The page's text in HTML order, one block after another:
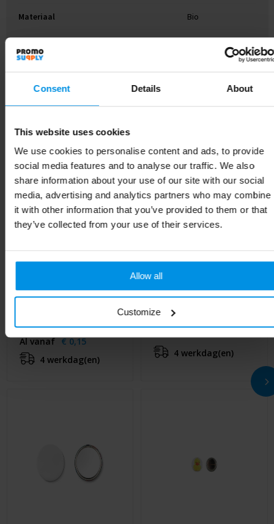
Consent Details About
This website uses cookies
We use cookies to personalise content and ads, to provide
social media features and to analyse our traffic. We also
share information about your use of our site with our social
media, advertising and analytics partners who may combine
it with other information that you’ve provided to them or that
they’ve collected from your use of their services.
Allow all
Customize
Materiaal Bio
Gerelateerde producten
Al vanaf € 0,15
4 werkdag(en)
PIN - Metalen button
Al vanaf € 0,18
4 werkdag(en)